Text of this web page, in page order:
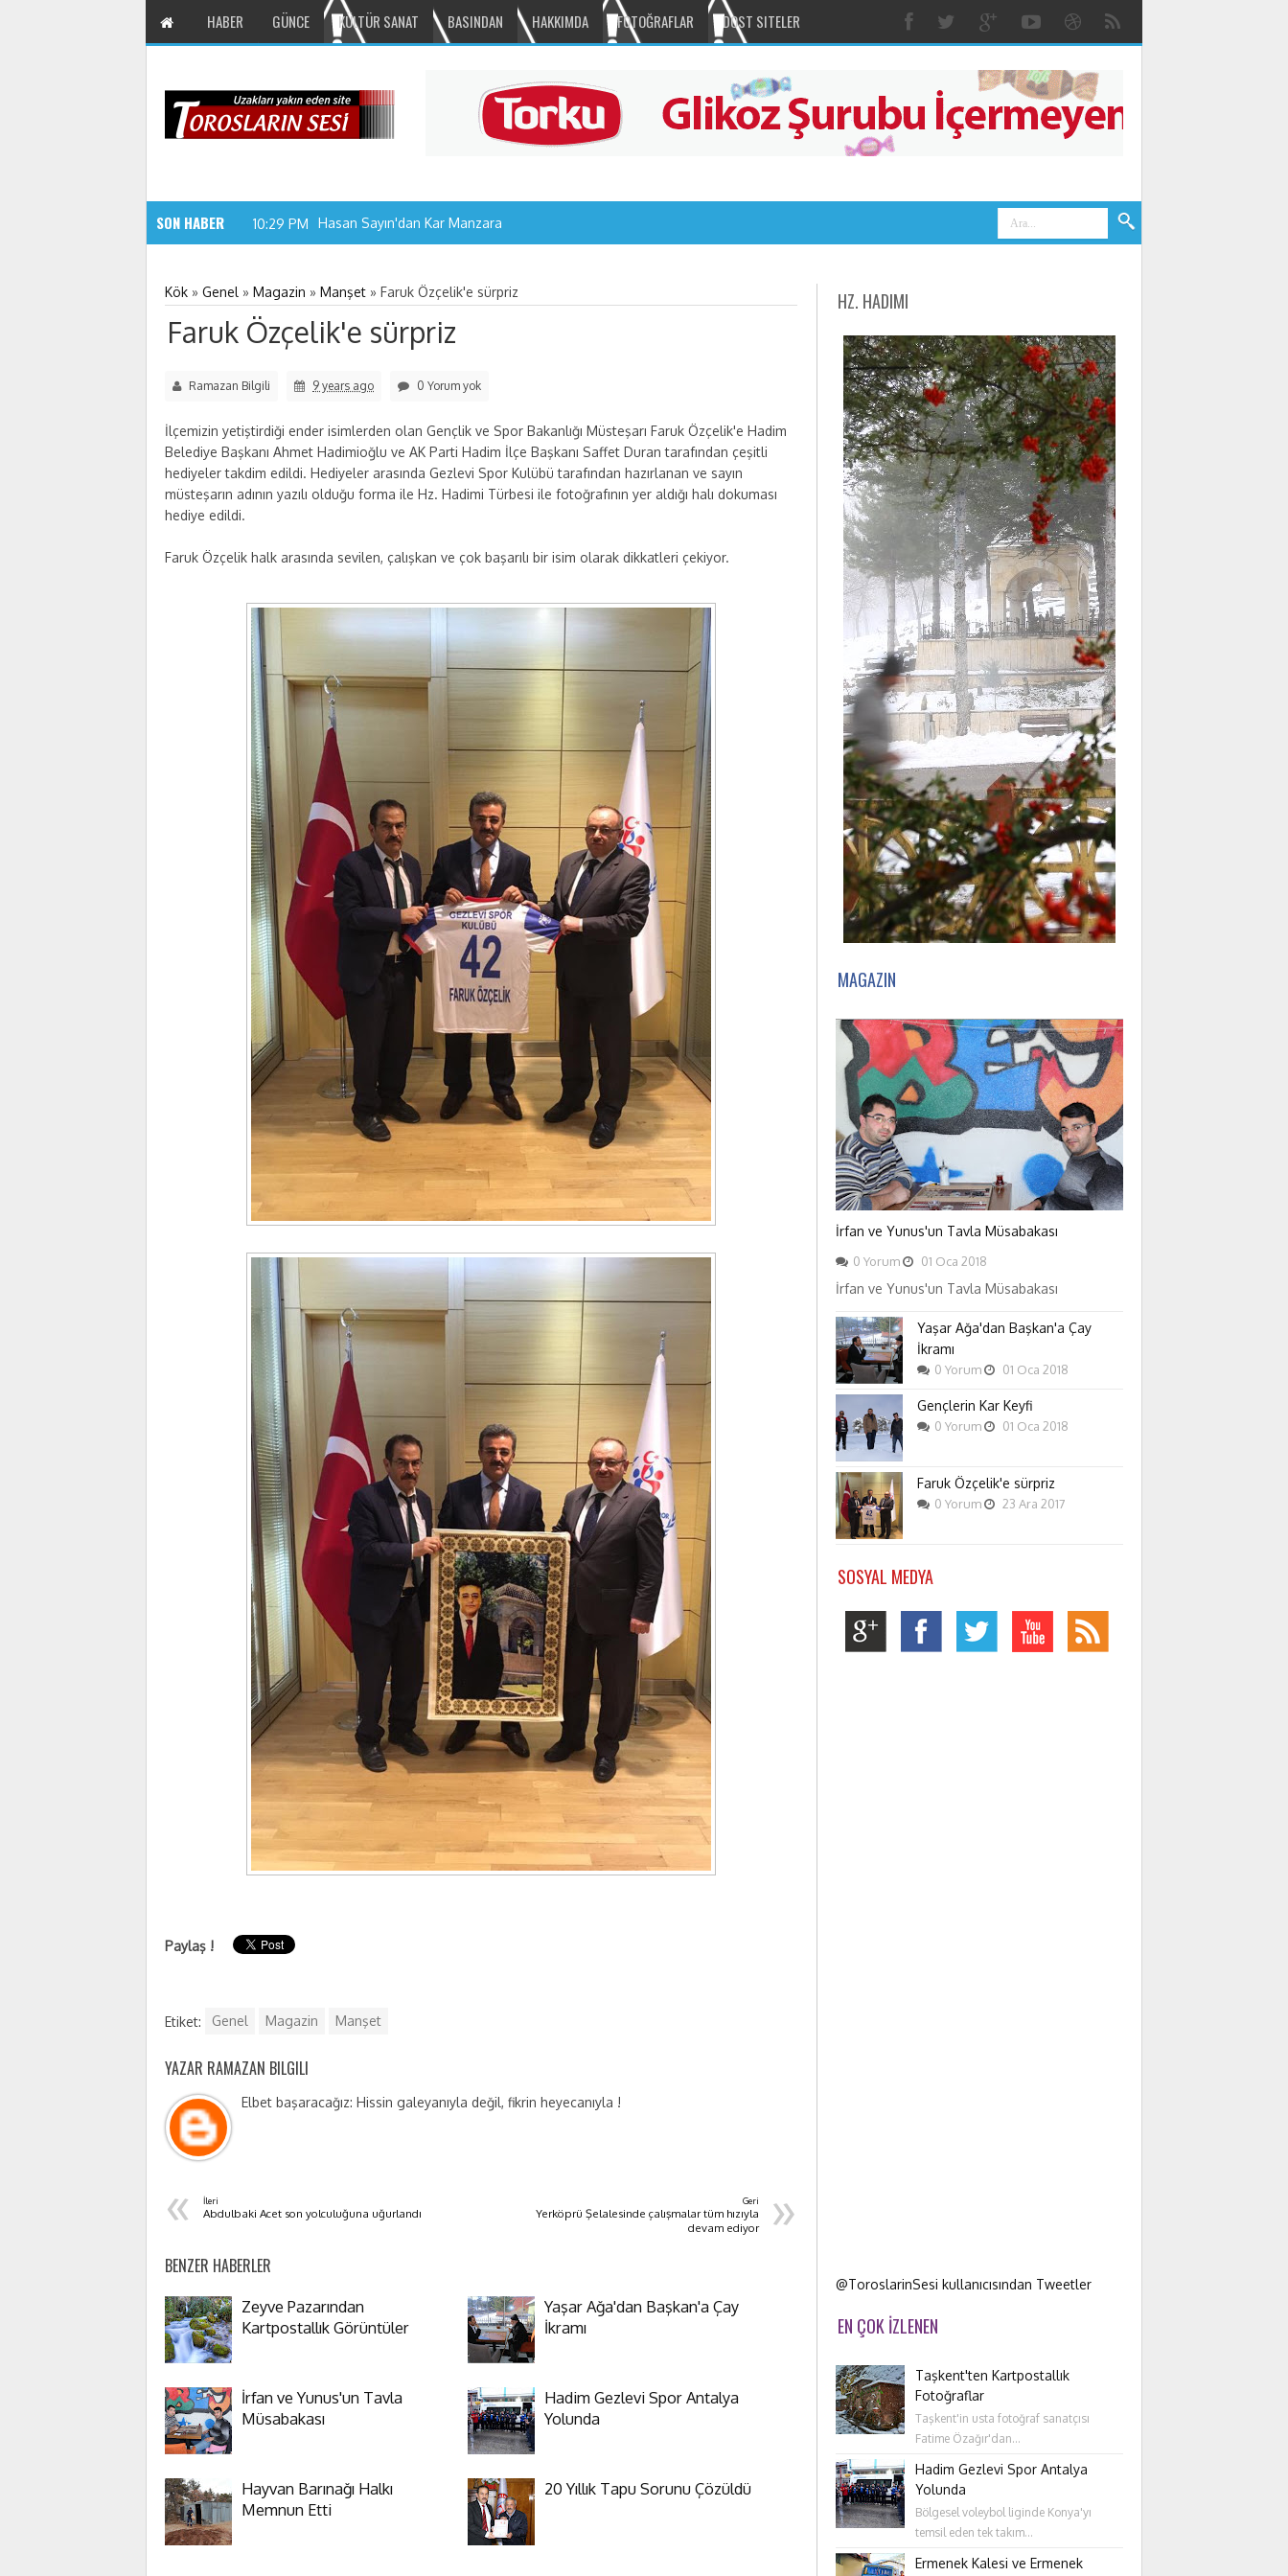
HABER GÜNCE KÜLTÜR SANAT BASINDAN HAKKIMDA FOTOĞRAFLAR DOST SITELER
SON HABER 10:29 PM Hasan Sayın'dan Kar Manzaraları
Kök » Genel » Magazin » Manşet » Faruk Özçelik'e sürpriz
Faruk Özçelik'e sürpriz
Ramazan Bilgili 9 years ago 0 Yorum yok
İlçemizin yetiştirdiği ender isimlerden olan Gençlik ve Spor Bakanlığı Müsteşarı Faruk Özçelik'e Hadim
Belediye Başkanı Ahmet Hadimioğlu ve AK Parti Hadim İlçe Başkanı Saffet Duran tarafından çeşitli
hediyeler takdim edildi. Hediyeler arasında Gezlevi Spor Kulübü tarafından hazırlanan ve sayın
müsteşarın adının yazılı olduğu forma ile Hz. Hadimi Türbesi ile fotoğrafının yer aldığı halı dokuması
hediye edildi.
Faruk Özçelik halk arasında sevilen, çalışkan ve çok başarılı bir isim olarak dikkatleri çekiyor.
Paylaş !
Etiket: Genel Magazin Manşet
YAZAR RAMAZAN BILGILI
Elbet başaracağız: Hissin galeyanıyla değil, fikrin heyecanıyla !
« İleri
Abdulbaki Acet son yolculuğuna uğurlandı »
Geri
Yerköprü Şelalesinde çalışmalar tüm hızıyla
devam ediyor
BENZER HABERLER
Zeyve Pazarından
Kartpostallık Görüntüler
Yaşar Ağa'dan Başkan'a Çay
İkramı
İrfan ve Yunus'un Tavla
Müsabakası
Hadim Gezlevi Spor Antalya
Yolunda
Hayvan Barınağı Halkı
Memnun Etti
20 Yıllık Tapu Sorunu Çözüldü
HZ. HADIMI
MAGAZIN
İrfan ve Yunus'un Tavla Müsabakası
0 Yorum 01 Oca 2018
İrfan ve Yunus'un Tavla Müsabakası
Yaşar Ağa'dan Başkan'a Çay
İkramı
0 Yorum 01 Oca 2018
Gençlerin Kar Keyfi
0 Yorum 01 Oca 2018
Faruk Özçelik'e sürpriz
0 Yorum 23 Ara 2017
SOSYAL MEDYA
@ToroslarinSesi kullanıcısından Tweetler
EN ÇOK İZLENEN
Taşkent'ten Kartpostallık
Fotoğraflar
Taşkent'in usta fotoğraf sanatçısı
Fatime Özağır'dan...
Hadim Gezlevi Spor Antalya
Yolunda
Bölgesel voleybol liginde Konya'yı
temsil eden tek takım...
Ermenek Kalesi ve Ermenek